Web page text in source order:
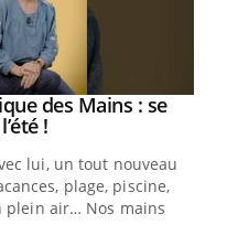
des Mains : se
!Youtube
lui, un tout nouveau
plage, piscine,
plein air… Nos mains